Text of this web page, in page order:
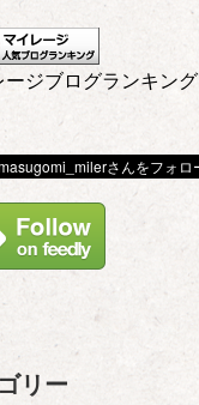
ージブログランキング
リー